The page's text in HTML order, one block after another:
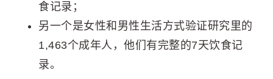
食记录；
另一个是女性和男性生活方式验证研究里的
1,463个成年人，他们有完整的7天饮食记
录。